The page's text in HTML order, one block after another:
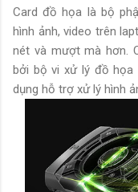
Card đồ họa là bộ
hình ảnh, video trên
nét và mượt mà hơn.
bởi bộ vi xử lý đồ họa
dụng hỗ trợ xử lý hình